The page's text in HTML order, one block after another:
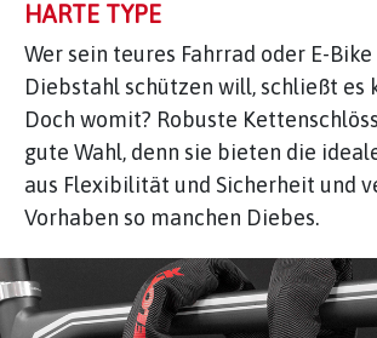
HARTE TYPE
Wer sein teures Fahrrad oder E-
Diebstahl schützen will, schließt es
Doch womit? Robuste
gute Wahl, denn sie bieten die
aus Flexibilität und Sicherheit und
Vorhaben so manchen Diebes.